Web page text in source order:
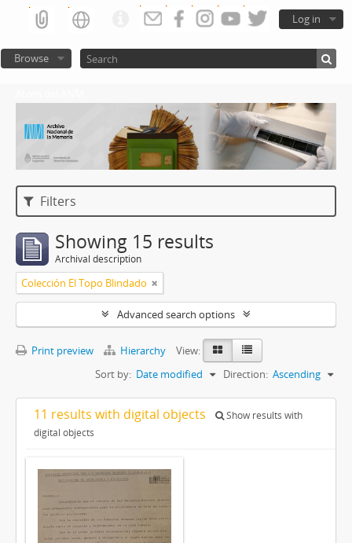
Log in
Browse
Filters
Showing 15 results
Archival description
Colección El Topo Blindado
Advanced search options
Print preview Hierarchy
View:
Sort by: Date modified Direction: Ascending
11 results with digital objects
Show results with
digital objects